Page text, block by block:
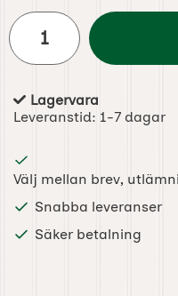
antal
Tillgänglighet:
Lagervara
Leveranstid: 1-7 dagar
Välj mellan brev,
Snabba leveranser
Säker betalning